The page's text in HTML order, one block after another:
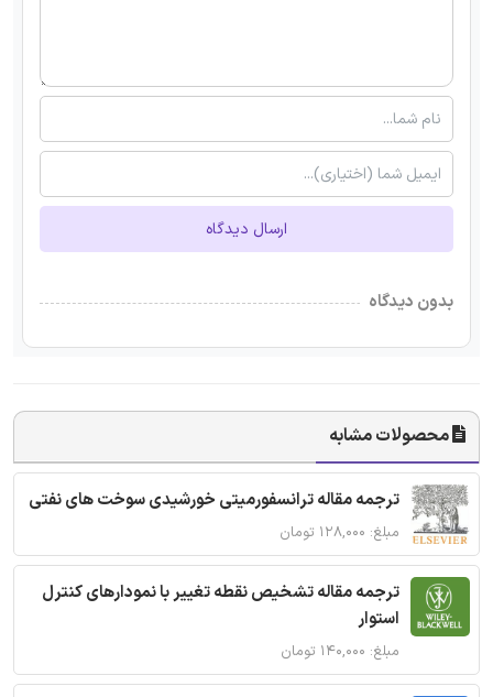
ارسال دیدگاه
بدون دیدگاه
محصولات مشابه
ترجمه مقاله ترانسفورمیتی خورشیدی سوخت های نفتی
مبلغ: ۱۲۸,۰۰۰ تومان
ترجمه مقاله تشخیص نقطه تغییر با نمودارهای کنترل
استوار
مبلغ: ۱۴۰,۰۰۰ تومان